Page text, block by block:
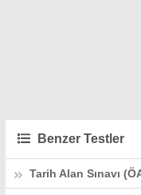
Benzer Testler
Tarih Alan Sınavı